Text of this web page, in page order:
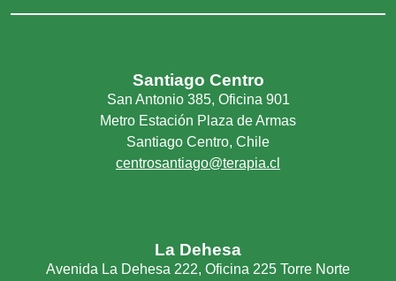
Santiago Centro
San Antonio 385, Oficina 901
Metro Estación Plaza de Armas
Santiago Centro, Chile
centrosantiago@terapia.cl
La Dehesa
Avenida La Dehesa 222, Oficina 225 Torre Norte